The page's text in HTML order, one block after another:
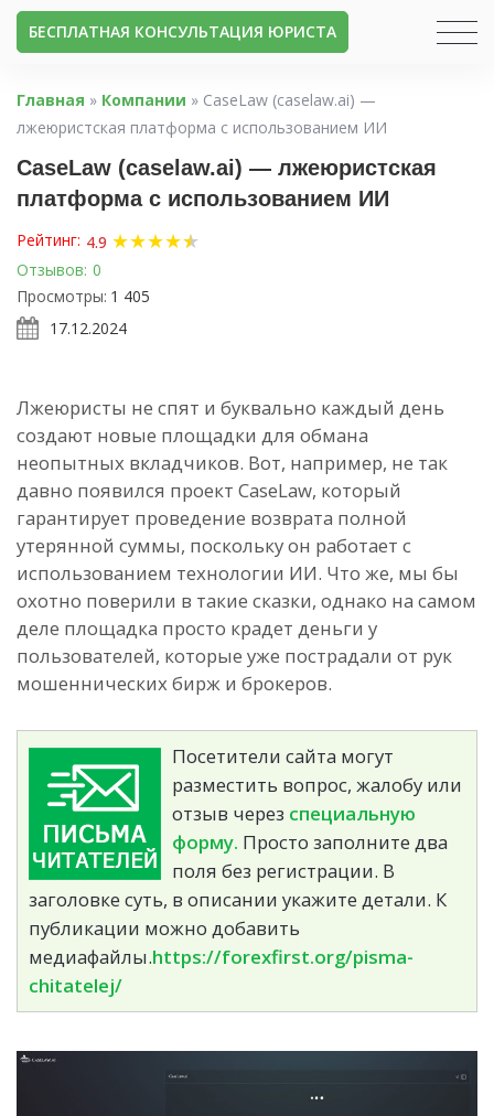
БЕСПЛАТНАЯ КОНСУЛЬТАЦИЯ ЮРИСТА
Главная » Компании » CaseLaw (caselaw.ai) —
лжеюристская платформа с использованием ИИ
CaseLaw (caselaw.ai) — лжеюристская
платформа с использованием ИИ
Рейтинг: 4.9 ★★★★★
★
Отзывов: 0
Просмотры: 1 405
17.12.2024
Лжеюристы не спят и буквально каждый день
создают новые площадки для обмана
неопытных вкладчиков. Вот, например, не так
давно появился проект CaseLaw, который
гарантирует проведение возврата полной
утерянной суммы, поскольку он работает с
использованием технологии ИИ. Что же, мы бы
охотно поверили в такие сказки, однако на самом
деле площадка просто крадет деньги у
пользователей, которые уже пострадали от рук
мошеннических бирж и брокеров.
Посетители сайта могут
разместить вопрос, жалобу или
отзыв через специальную
форму. Просто заполните два
поля без регистрации. В
заголовке суть, в описании укажите детали. К
публикации можно добавить
медиафайлы.https://forexfirst.org/pisma-
chitatelej/